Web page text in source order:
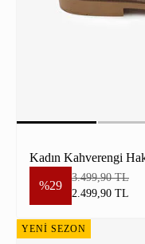
Kadın Kahverengi
%29
3.499,90 TL
2.499,90 TL
YENİ SEZON